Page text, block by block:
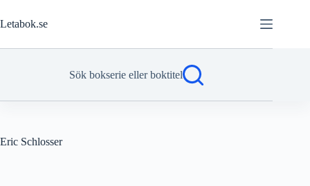
till
innehåll
Letabok.se
Sök bokserie eller boktitel
Eric Schlosser